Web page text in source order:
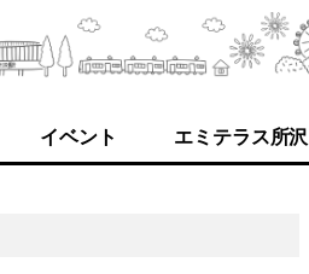
イベント エミテラス所沢